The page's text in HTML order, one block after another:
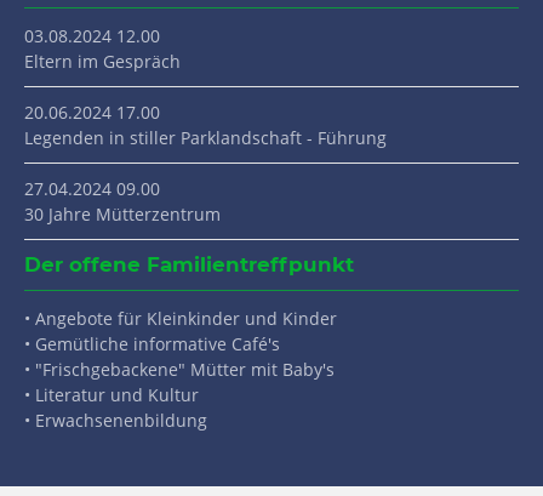
03.08.2024 12.00
Eltern im Gespräch
20.06.2024 17.00
Legenden in stiller Parklandschaft - Führung
27.04.2024 09.00
30 Jahre Mütterzentrum
Der offene Familientreffpunkt
• Angebote für Kleinkinder und Kinder
• Gemütliche informative Café's
• "Frischgebackene" Mütter mit Baby's
• Literatur und Kultur
• Erwachsenenbildung